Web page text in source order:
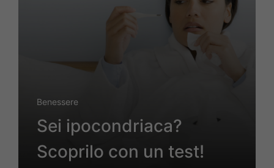
Benessere
Sei ipocondriaca?
Scoprilo con un test!